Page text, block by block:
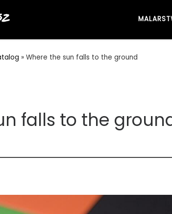
» Where the sun falls to the ground
falls to the